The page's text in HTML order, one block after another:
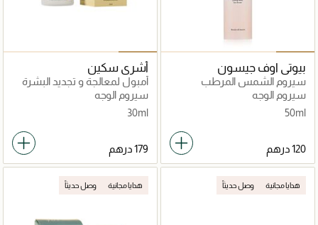
بيوتي اوف جيسون
سيروم الشمس المرطب
بالجنسنغ
سيروم الوجه
50ml
أشري سكين
أمبول لمعالجة و تجديد البشرة
الكاملة
سيروم الوجه
30ml
هدايا مجانية وصل حديثاً هدايا مجانية وصل حديثاً